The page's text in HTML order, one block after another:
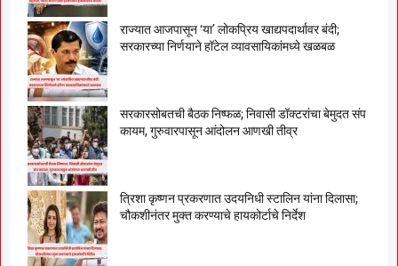
राज्यात आजपासून ‘या’ लोकप्रिय खाद्यपदार्थावर बंदी;
सरकारच्या निर्णयाने हॉटेल व्यावसायिकांमध्ये खळबळ
सरकारसोबतची बैठक निष्फळ; निवासी डॉक्टरांचा बेमुदत संप
कायम, गुरुवारपासून आंदोलन आणखी तीव्र
त्रिशा कृष्णन प्रकरणात उदयनिधी स्टालिन यांना दिलासा;
चौकशीनंतर मुक्त करण्याचे हायकोर्टाचे निर्देश